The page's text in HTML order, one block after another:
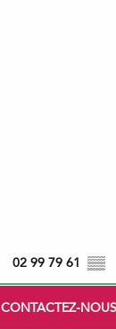
02 99 79 61 ▒▒
CONTACTEZ-NOUS